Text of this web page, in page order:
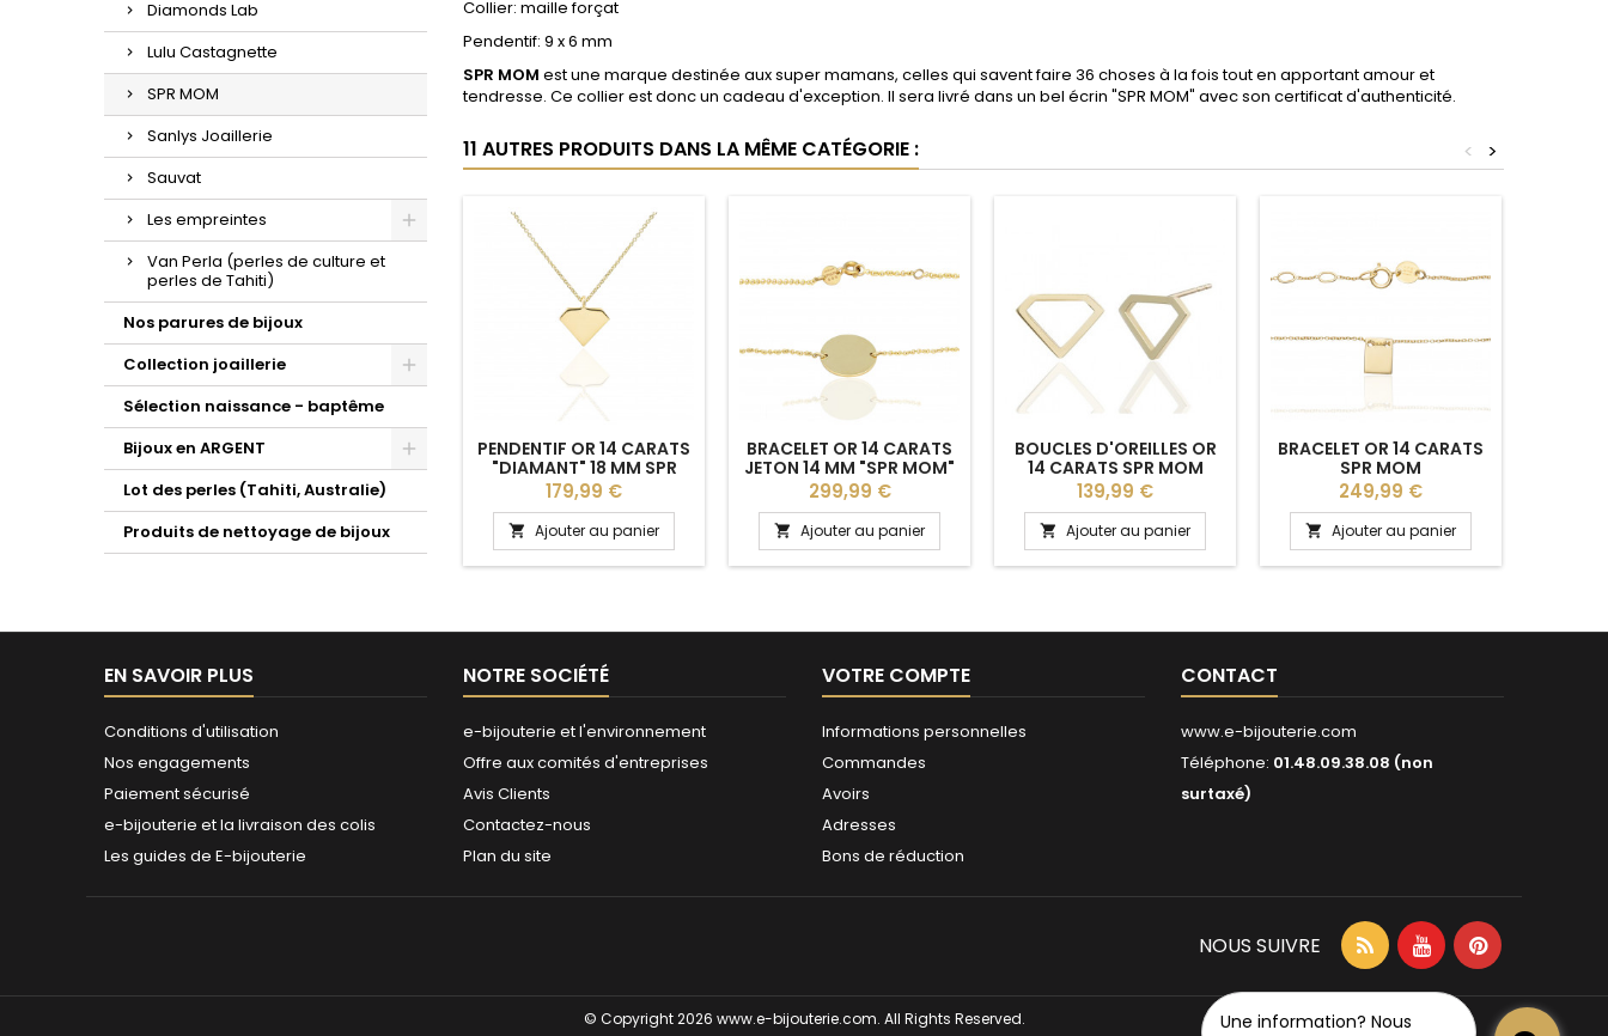
Une information? Nous
Diamonds Lab
Lulu Castagnette
SPR MOM
Sanlys Joaillerie
Sauvat
Les empreintes
Van Perla (perles de culture et
perles de Tahiti)
Nos parures de bijoux
Collection joaillerie
Sélection naissance - baptême
Bijoux en ARGENT
Lot des perles (Tahiti, Australie)
Produits de nettoyage de bijoux
Collier: maille forçat
Pendentif: 9 x 6 mm
SPR MOM est une marque destinée aux super mamans, celles qui savent faire 36 choses à la fois tout en apportant amour et
tendresse. Ce collier est donc un cadeau d'exception. Il sera livré dans un bel écrin "SPR MOM" avec son certificat d'authenticité.
11 AUTRES PRODUITS DANS LA MÊME CATÉGORIE : >
<
PENDENTIF OR 14 CARATS
"DIAMANT" 18 MM SPR
MOM
Prix
179,99 €
 Ajouter au panier
BRACELET OR 14 CARATS
JETON 14 MM "SPR MOM"
Prix
299,99 €
 Ajouter au panier
BOUCLES D'OREILLES OR
14 CARATS SPR MOM
Prix
139,99 €
 Ajouter au panier
BRACELET OR 14 CARATS
SPR MOM
Prix
249,99 €
 Ajouter au panier
EN SAVOIR PLUS
Conditions d'utilisation
Nos engagements
Paiement sécurisé
e-bijouterie et la livraison des colis
Les guides de E-bijouterie
NOTRE SOCIÉTÉ
e-bijouterie et l'environnement
Offre aux comités d'entreprises
Avis Clients
Contactez-nous
Plan du site
VOTRE COMPTE
Informations personnelles
Commandes
Avoirs
Adresses
Bons de réduction
CONTACT
www.e-bijouterie.com
Téléphone: 01.48.09.38.08 (non
surtaxé)
NOUS SUIVRE
© Copyright 2026 www.e-bijouterie.com. All Rights Reserved.